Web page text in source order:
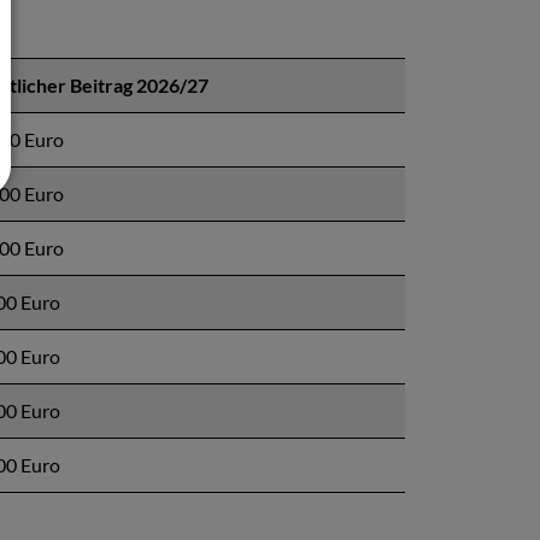
Beitrag 2026/27
Euro
Euro
Euro
Euro
Euro
Euro
Euro